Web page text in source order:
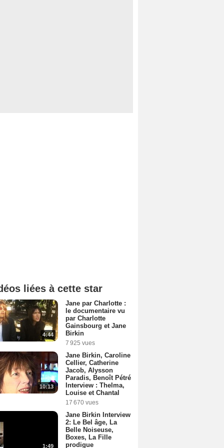
liées à cette star
4:44
Jane par Charlotte :
le documentaire vu
par Charlotte
Gainsbourg et Jane
Birkin
7 925 vues
10:13
Jane Birkin, Caroline
Cellier, Catherine
Jacob, Alysson
Paradis, Benoît Pétré
Interview : Thelma,
Louise et Chantal
17 670 vues
1:49
Jane Birkin Interview
2: Le Bel âge, La
Belle Noiseuse,
Boxes, La Fille
prodigue